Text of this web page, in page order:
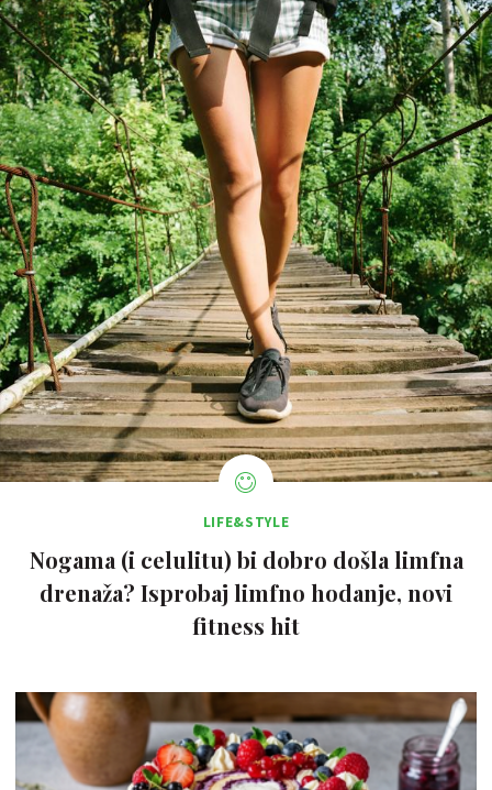
LIFE&STYLE
Nogama (i celulitu) bi dobro došla limfna
drenaža? Isprobaj limfno hodanje, novi
fitness hit